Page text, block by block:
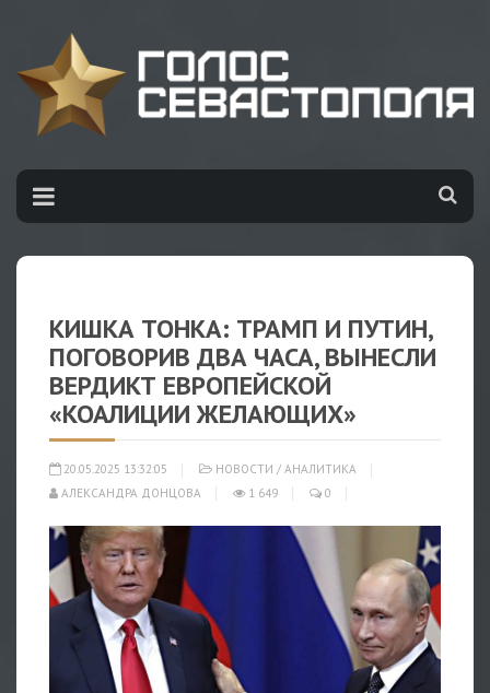
КИШКА ТОНКА: ТРАМП И ПУТИН,
ПОГОВОРИВ ДВА ЧАСА, ВЫНЕСЛИ
ВЕРДИКТ ЕВРОПЕЙСКОЙ
«КОАЛИЦИИ ЖЕЛАЮЩИХ»
20.05.2025 13:32:05 НОВОСТИ / АНАЛИТИКА
АЛЕКСАНДРА ДОНЦОВА
1 649 0